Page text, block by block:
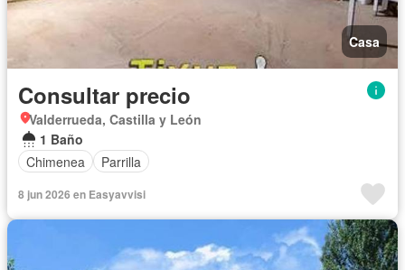
Casa
Consultar precio
Valderrueda, Castilla y León
1 Baño
Chimenea
Parrilla
8 jun 2026 en Easyavvisi